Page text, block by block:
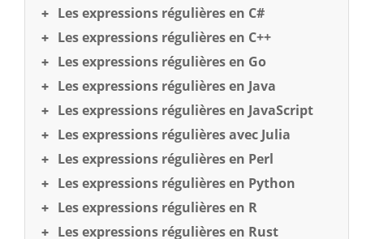
Les expressions régulières en C#
Les expressions régulières en C++
Les expressions régulières en Go
Les expressions régulières en Java
Les expressions régulières en JavaScript
Les expressions régulières avec Julia
Les expressions régulières en Perl
Les expressions régulières en Python
Les expressions régulières en R
Les expressions régulières en Rust